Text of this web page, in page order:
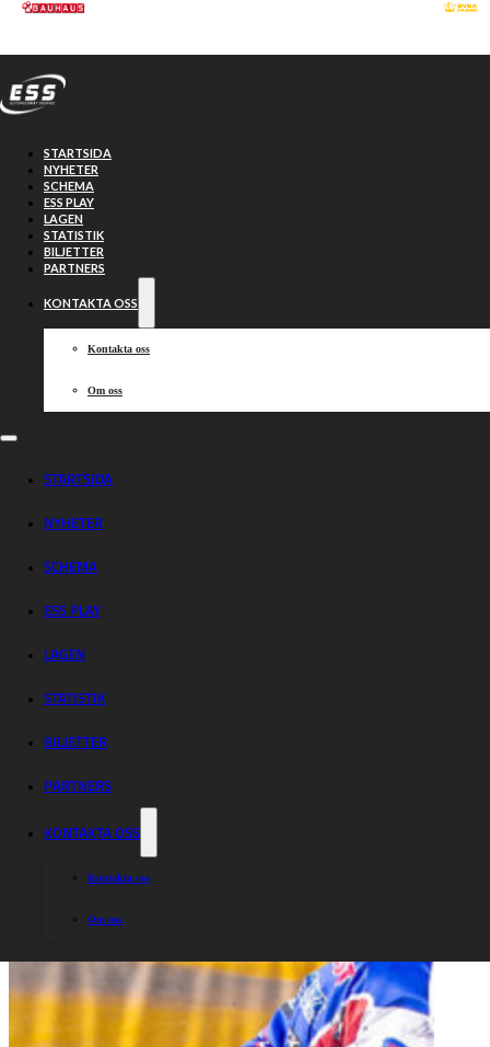
Hoppa till huvudinnehåll
STARTSIDA
NYHETER
SCHEMA
ESS PLAY
LAGEN
STATISTIK
BILJETTER
PARTNERS
KONTAKTA OSS
Kontakta oss
Om oss
STARTSIDA
NYHETER
SCHEMA
ESS PLAY
LAGEN
STATISTIK
BILJETTER
PARTNERS
KONTAKTA OSS
Kontakta oss
Om oss
Säsongens sista
hemmamatch för
Vargarna